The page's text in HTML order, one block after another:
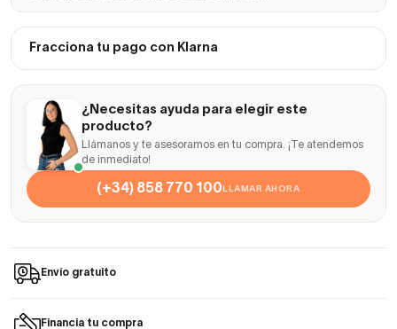
Fracciona tu pago con Klarna
¿Necesitas ayuda para elegir este
producto?
Llámanos y te asesoramos en tu compra. ¡Te atendemos
de inmediato!
(+34) 858 770 100LLAMAR AHORA
Envío gratuito
Financia tu compra